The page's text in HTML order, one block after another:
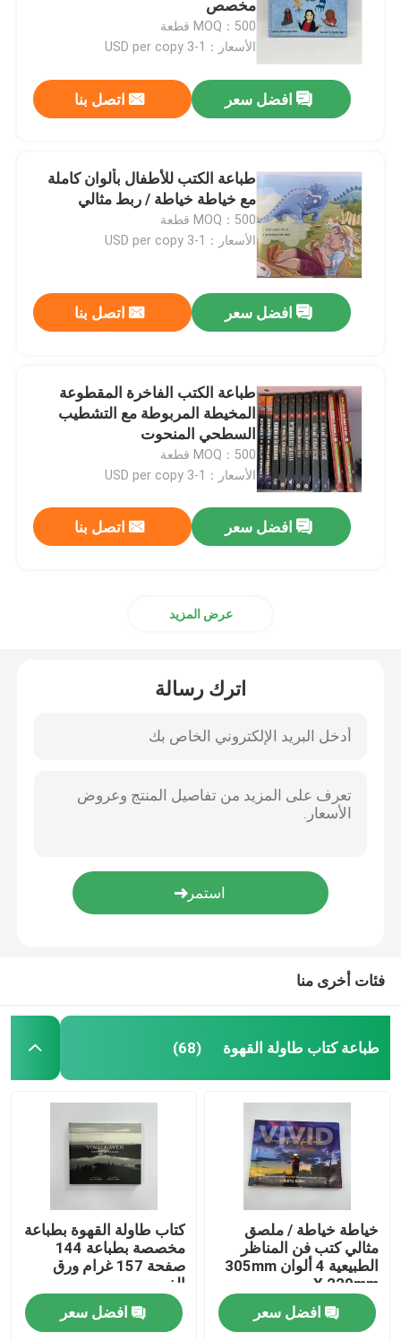
طباعة الكتب الملونة
طباعة الكتب المصورة
صناديق تغليف الهدايا
مخصص
MOQ：500 قطعة
الأسعار：1-3 USD per copy
افضل سعر اتصل بنا
طباعة الكتب للأطفال بألوان كاملة
مع خياطة خياطة / ربط مثالي
MOQ：500 قطعة
الأسعار：1-3 USD per copy
افضل سعر اتصل بنا
طباعة الكتب الفاخرة المقطوعة
المخيطة المربوطة مع التشطيب
السطحي المنحوت
MOQ：500 قطعة
الأسعار：1-3 USD per copy
افضل سعر اتصل بنا
عرض المزيد
اترك رسالة
فئات أخرى منا
طباعة كتاب طاولة القهوة (68)
خياطة خياطة / ملصق
مثالي كتب فن المناظر
الطبيعية 4 ألوان 305mm
X 229mm
افضل سعر
كتاب طاولة القهوة بطباعة
مخصصة بطباعة 144
صفحة 157 غرام ورق
الفن
افضل سعر